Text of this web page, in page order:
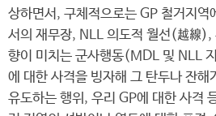
상하면서, 구체적으로는 GP 철거지역
서의 재무장, NLL 의도적 월선(越線),
향이 미치는 군사행동(MDL 및 NLL
에 대한 사격을 빙자해 그 탄두나 잔해
유도하는 행위, 우리 GP에 대한 사격